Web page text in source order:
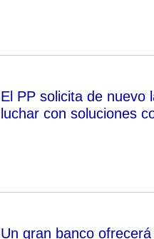
El PP solicita de nuevo
luchar con soluciones
Un gran banco